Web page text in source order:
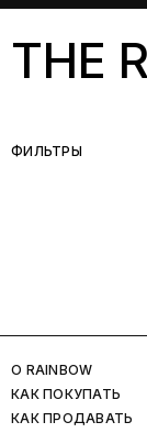
THE
ФИЛЬТРЫ
O RAINBOW
КАК ПОКУПАТЬ
КАК ПРОДАВАТЬ